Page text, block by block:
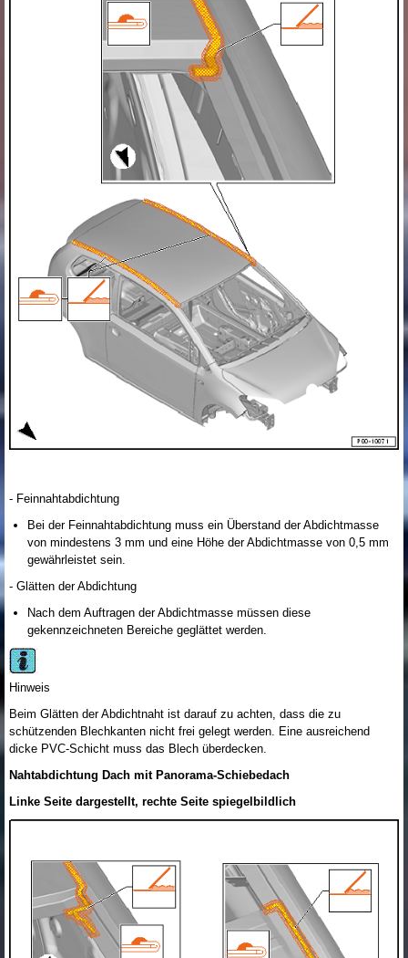
- Feinnahtabdichtung
Bei der Feinnahtabdichtung muss ein Überstand der Abdichtmasse
von mindestens 3 mm und eine Höhe der Abdichtmasse von 0,5 mm
gewährleistet sein.
- Glätten der Abdichtung
Nach dem Auftragen der Abdichtmasse müssen diese
gekennzeichneten Bereiche geglättet werden.
Hinweis
Beim Glätten der Abdichtnaht ist darauf zu achten, dass die zu
schützenden Blechkanten nicht frei gelegt werden. Eine ausreichend
dicke PVC-Schicht muss das Blech überdecken.
Nahtabdichtung Dach mit Panorama-Schiebedach
Linke Seite dargestellt, rechte Seite spiegelbildlich